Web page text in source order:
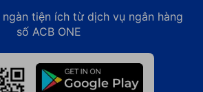
ngàn tiện ích từ dịch vụ ngân hàng
số ACB ONE